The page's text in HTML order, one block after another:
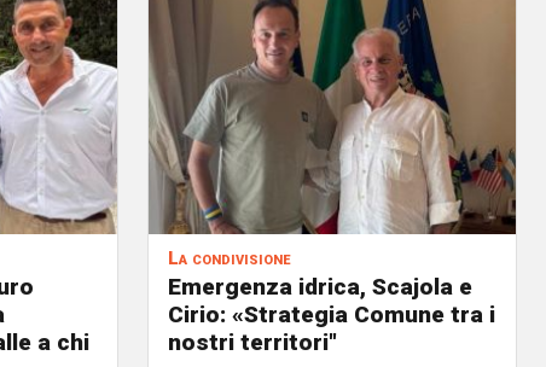
a chi
La condivisione
Emergenza idrica, Scajola e
Cirio: «Strategia Comune tra i
nostri territori"